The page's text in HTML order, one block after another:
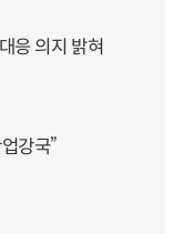
응 의지 밝혀
강국”